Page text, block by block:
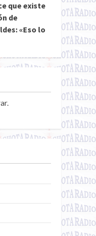
que existe
de
«Eso lo